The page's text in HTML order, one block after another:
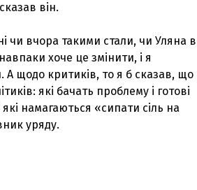
він.
чи вчора такими стали, чи Уляна в
хоче це змінити, і я
А щодо критиків, то я б сказав, що
які бачать проблему і готові
які намагаються «сипати сіль на
уряду.